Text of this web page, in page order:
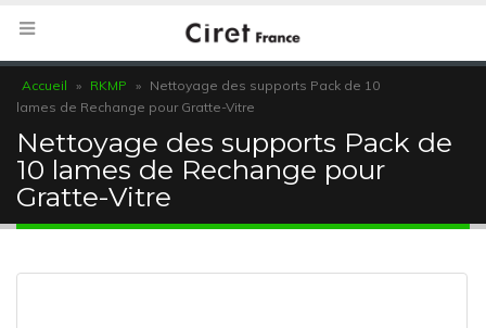
Accueil » RKMP » Nettoyage des supports Pack de 10
lames de Rechange pour Gratte-Vitre
Nettoyage des supports Pack de
10 lames de Rechange pour
Gratte-Vitre